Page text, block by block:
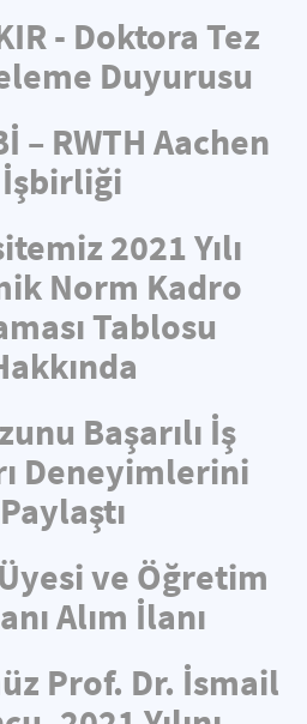
- Doktora Tez
Duyurusu
– RWTH Aachen
İşbirliği
2021 Yılı
Norm Kadro
Tablosu
Başarılı İş
Deneyimlerini
Paylaştı
ve Öğretim
Alım İlanı
Prof. Dr. İsmail